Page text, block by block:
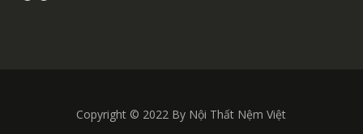
Copyright © 2022 By Nội Thất Nệm Việt